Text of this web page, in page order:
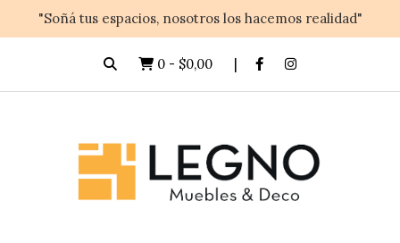
"Soñá tus espacios, nosotros los hacemos realidad"
0 - $0,00